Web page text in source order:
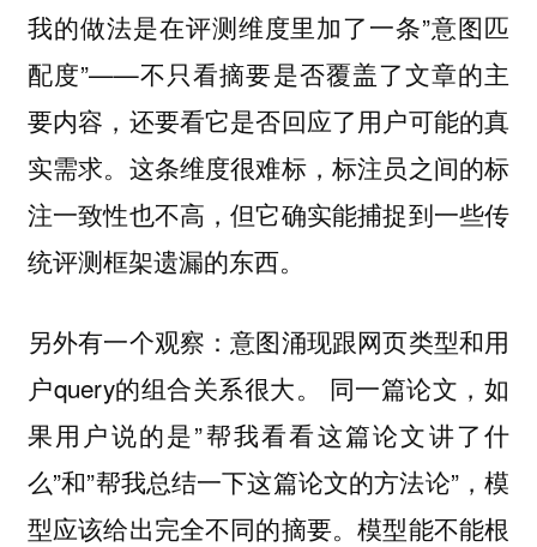
我的做法是在评测维度里加了一条”意图匹
配度”——不只看摘要是否覆盖了文章的主
要内容，还要看它是否回应了用户可能的真
实需求。这条维度很难标，标注员之间的标
注一致性也不高，但它确实能捕捉到一些传
统评测框架遗漏的东西。
另外有一个观察：意图涌现跟网页类型和用
户query的组合关系很大。 同一篇论文，如
果用户说的是”帮我看看这篇论文讲了什
么”和”帮我总结一下这篇论文的方法论”，模
型应该给出完全不同的摘要。模型能不能根